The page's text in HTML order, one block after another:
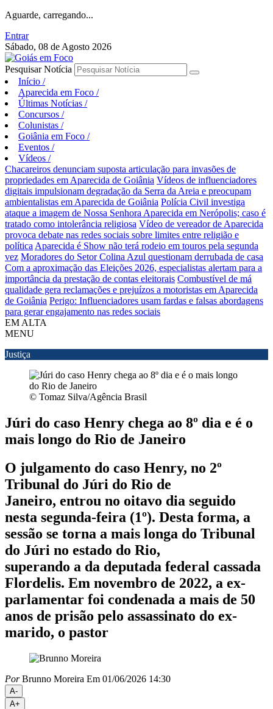
Aguarde, carregando...
Entrar
Sábado, 08 de Agosto 2026
Pesquisar Notícia
Início /
Aparecida em Foco /
Últimas Notícias /
Concursos /
Colunistas /
Goiânia em Foco /
Eventos /
Vídeos /
Chacareiros denunciam suposta articulação para invasões de
propriedades em Aparecida de Goiânia Vídeos de influenciadores
digitais impulsionam degradação da Serra da Areia e preocupam
ambientalistas em Aparecida de Goiânia Polícia Civil investiga
ataque a imagem de Nossa Senhora Aparecida em Nerópolis; caso é
tratado como intolerância religiosa Vídeo de vereador de Aparecida
provoca debate nas redes sociais sobre limites entre religião e
política Aparecida é Show não terá rodeio em touros pela segunda
vez Moradores do Setor Colina Azul questionam derrubada de casa
Com a aproximação das Eleições 2026, especialistas alertam para a
importância da prestação de contas eleitorais Combustível de má
qualidade gera reclamações e prejuízos a motoristas em Aparecida
de Goiânia Perigo: Influenciadores usam fardas e falsas abordagens
para gerar engajamento nas redes sociais
EM ALTA
MENU
Justiça
© Tomaz Silva/Agência Brasil
Júri do caso Henry chega ao 8º dia e é o
mais longo do Rio de Janeiro
O julgamento do caso Henry, no 2º
Tribunal do Júri do Rio de
Janeiro, entrou no oitavo dia seguido
nesta segunda-feira (1º). Desta forma, a
sessão se torna a mais longa do Tribunal
do Júri no estado do Rio,
superando a da deputada federal cassada
Flordelis. Em novembro de 2022, a ex-
parlamentar foi condenada a mais de 50
anos de prisão pelo assassinato do ex-
marido, o pastor
PorBrunno Moreira Em 01/06/2026 14:30
A-
A+